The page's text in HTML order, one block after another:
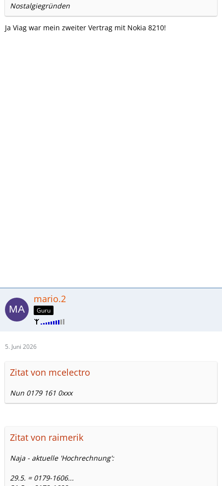
Nostalgiegründen
Ja Viag war mein zweiter Vertrag mit Nokia 8210!
mario.2
Guru
5. Juni 2026
Zitat von mcelectro
Nun 0179 161 0xxx
Zitat von raimerik
Naja - aktuelle 'Hochrechnung':
29.5. = 0179-1606...